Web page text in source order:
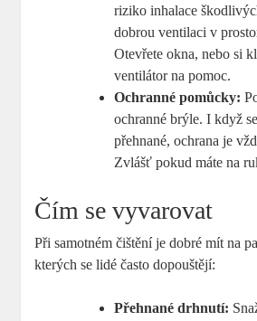
riziko inhalace
dobrou ventilaci v
Otevřete okna, nebo si
ventilátor na pomoc.
Ochranné pomůcky:
ochranné brýle. I když
přehnané, ochrana je
Zvlášť pokud máte na
Čím se vyvarovat
Při samotném čištění je dobré mít na
kterých se lidé často dopouštějí:
Přehnané drhnutí: